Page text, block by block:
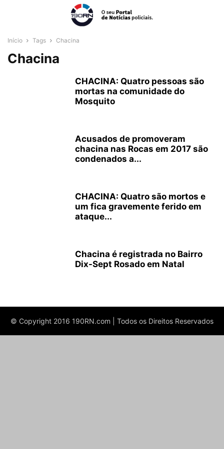
Início Tags Chacina
Chacina
CHACINA: Quatro pessoas são
mortas na comunidade do
Mosquito
Acusados de promoveram
chacina nas Rocas em 2017 são
condenados a...
CHACINA: Quatro são mortos e
um fica gravemente ferido em
ataque...
Chacina é registrada no Bairro
Dix-Sept Rosado em Natal
© Copyright 2016 190RN.com | Todos os Direitos Reservados